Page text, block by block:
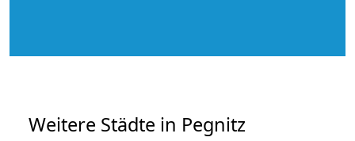
Weitere Städte in Pegnitz